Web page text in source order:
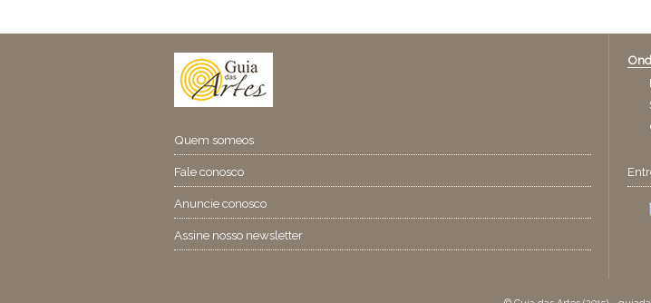
Quem someos
Fale conosco
Anuncie conosco
Assine nosso newsletter